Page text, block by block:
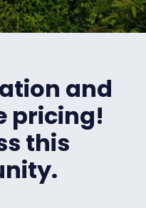
and
pricing!
this